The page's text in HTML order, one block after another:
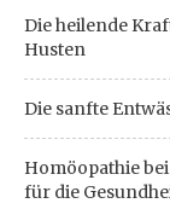
Die heilende
Husten
Die sanfte
Homöopathie
für die